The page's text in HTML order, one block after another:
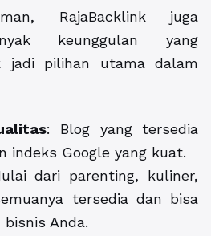
RajaBacklink juga
keunggulan yang
jadi pilihan utama dalam
: Blog yang tersedia
indeks Google yang kuat.
dari parenting, kuliner,
tersedia dan bisa
Anda.